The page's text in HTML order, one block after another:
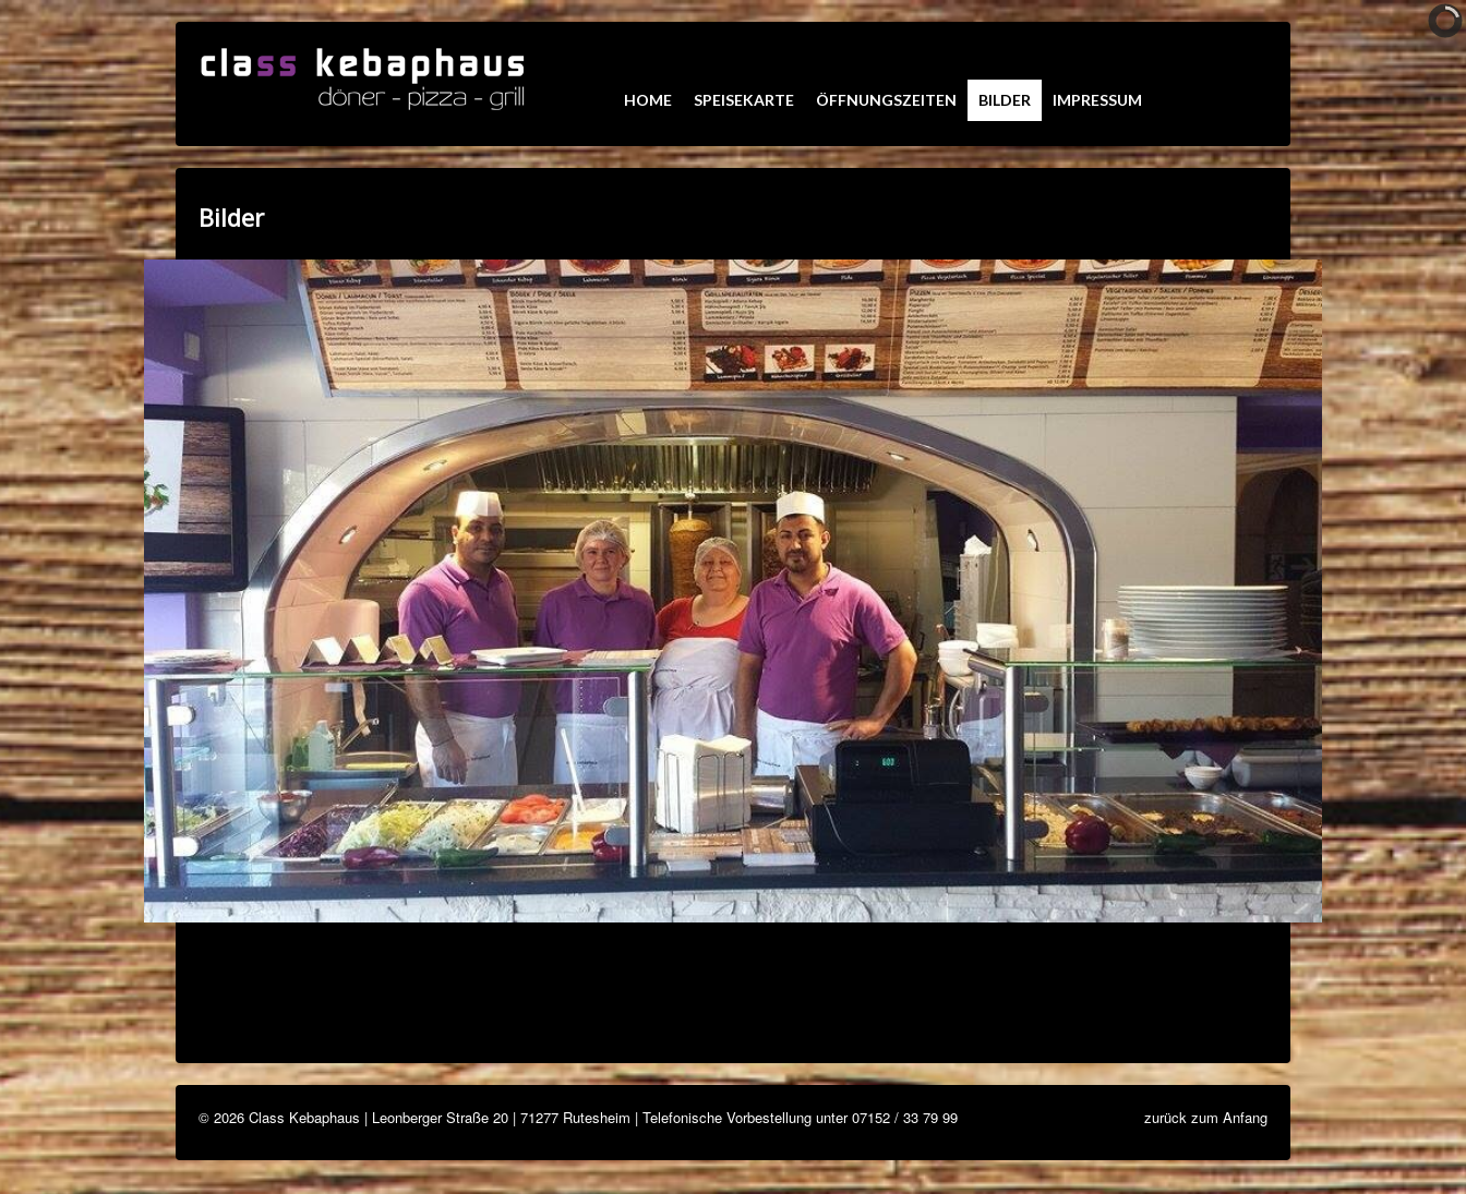
HOME SPEISEKARTE ÖFFNUNGSZEITEN BILDER IMPRESSUM
Bilder
zurück zum Anfang
© 2026 Class Kebaphaus | Leonberger Straße 20 | 71277 Rutesheim | Telefonische Vorbestellung unter 07152 / 33 79 99